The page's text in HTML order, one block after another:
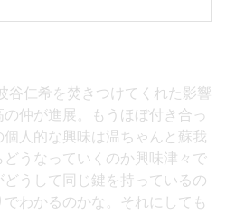
谷仁希を焚きつけてくれた影響
の仲が進展。もうほぼ付き合っ
人的な興味は温ちゃんと蘇我
うなっていくのか興味津々で
うして同じ鍵を持っているの
わかるのかな。それにしても